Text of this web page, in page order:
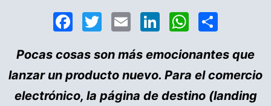
Facebook
TwitterEmailLinkedIn
Pocas cosas son más emocionantes que
lanzar un producto nuevo. Para el comercio
electrónico, la página de destino (landing